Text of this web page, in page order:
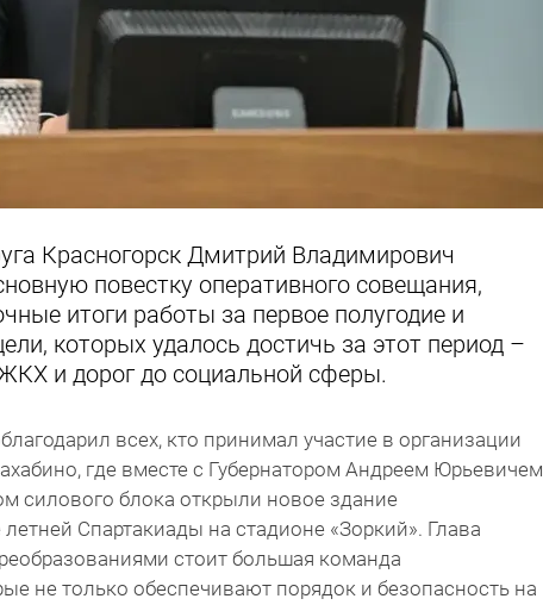
Красногорск Дмитрий Владимирович
повестку оперативного совещания,
итоги работы за первое полугодие и
которых удалось достичь за этот период –
и дорог до социальной сферы.
всех, кто принимал участие в организации
где вместе с Губернатором Андреем Юрьевичем
силового блока открыли новое здание
Спартакиады на стадионе «Зоркий». Глава
стоит большая команда
не только обеспечивают порядок и безопасность на